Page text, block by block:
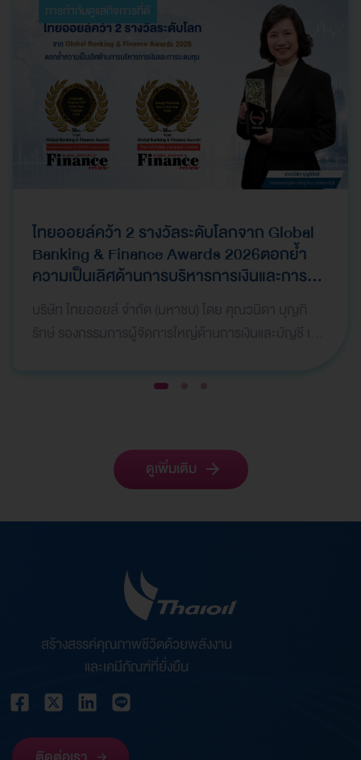
การกำกับดูแลกิจการที่ดี
ไทยออยล์คว้า 2 รางวัลระดับโลกจาก Global
Banking & Finance Awards 2026ตอกย้ำ
ความเป็นเลิศด้านการบริหารการเงินและการ
ดูเพิ่มเติม
สร้างสรรค์คุณภาพชีวิตด้วยพลังงาน
และเคมีภัณฑ์ที่ยั่งยืน